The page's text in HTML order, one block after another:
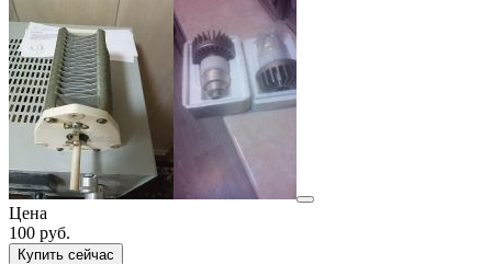
Цена
100 руб.
Купить сейчас